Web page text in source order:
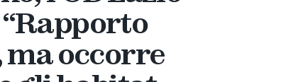
ma occorre